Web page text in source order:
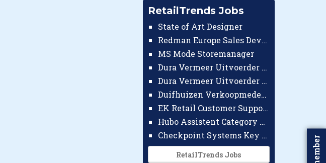
RetailTrends Jobs
State of Art Designer
Redman Europe Sales Developer (Europe)
MS Mode Storemanager
Dura Vermeer Uitvoerder GWW Amsterdam
Dura Vermeer Uitvoerder Civiel Nijmegen
Duifhuizen Verkoopmedewerker Ridderkerk
EK Retail Customer Support Omnichannel
Hubo Assistent Category Manager
Checkpoint Systems Key Accountmanager Benelux
RetailTrends Jobs